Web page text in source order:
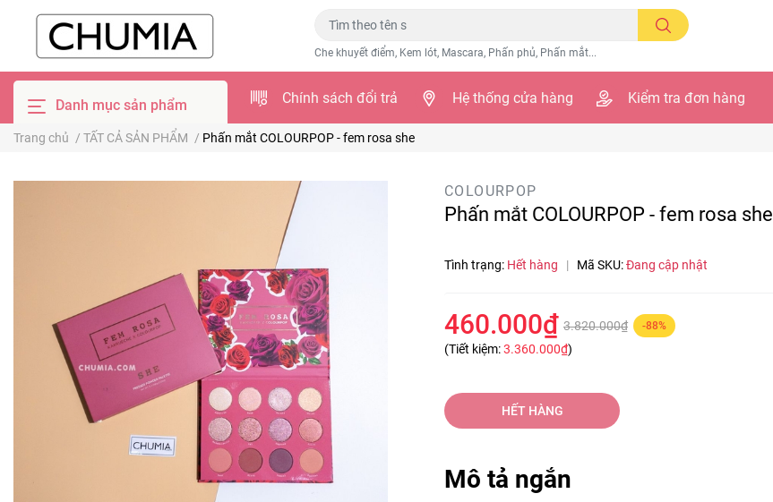
Che khuyết điểm, Kem lót, Mascara, Phấn phủ, Phấn mắt...
Danh mục sản phẩm Chính sách đổi trả Hệ thống cửa hàng Kiểm tra đơn hàng
Trang chủ / TẤT CẢ SẢN PHẨM / Phấn mắt COLOURPOP - fem rosa she
COLOURPOP
Phấn mắt COLOURPOP - fem rosa she
Tình trạng: Hết hàng | Mã SKU:Đang cập nhật
460.000₫ 3.820.000₫ -88%
(Tiết kiệm:3.360.000₫)
HẾT HÀNG
Mô tả ngắn